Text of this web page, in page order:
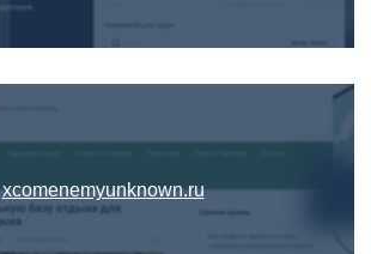
xcomenemyunknown.ru